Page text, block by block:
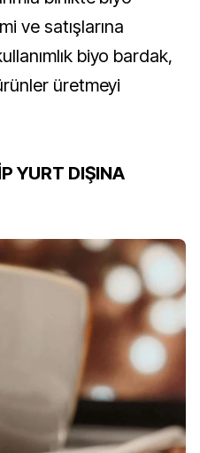
ve satışlarına
biyo bardak,
üretmeyi
YURT DIŞINA